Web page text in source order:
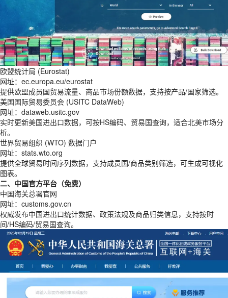
欧盟统计局 (Eurostat)
网址：ec.europa.eu/eurostat
提供欧盟成员国贸易流量、商品市场份额数据，支持按产品/国家筛选。
美国国际贸易委员会 (USITC DataWeb)
网址：dataweb.usitc.gov
实时更新美国进出口数据，可按HS编码、贸易国查询，适合北美市场分
析。
世界贸易组织 (WTO) 数据门户
网址：stats.wto.org
提供全球贸易时间序列数据，支持成员国/商品类别筛选，可生成可视化
图表。
二、中国官方平台（免费）
中国海关总署官网
网址：customs.gov.cn
权威发布中国进出口统计数据、政策法规及商品归类信息，支持按时
间/HS编码/贸易国查询。